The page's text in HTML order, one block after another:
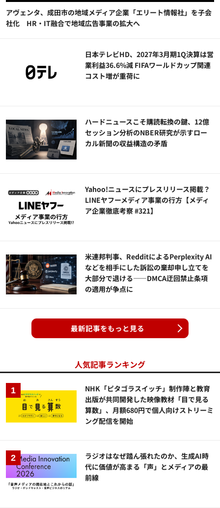
アヴェンタ、成田市の地域メディア企業「エリート情報社」を子会
社化 HR・IT融合で地域広告事業の拡大へ
日本テレビHD、2027年3月期1Q決算は営
業利益36.6%減 FIFAワールドカップ関連
コスト増が重荷に
ハードニュースこそ購読転換の鍵、12億
セッション分析のNBER研究が示すロー
カル新聞の収益構造の矛盾
Yahoo!ニュースにプレスリリース掲載？
LINEヤフーメディア事業の行方【メディ
ア企業徹底考察 #321】
米連邦判事、RedditによるPerplexity AI
などを相手にした訴訟の棄却申し立てを
大部分で退ける——DMCA迂回禁止条項
の適用が争点に
最新記事をもっと見る
人気記事ランキング
NHK「ピタゴラスイッチ」制作陣と教育
出版が共同開発した映像教材「目で見る
算数」、月額680円で個人向けストリーミ
ング配信を開始
ラジオはなぜ踏ん張れたのか、生成AI時
代に価値が高まる「声」とメディアの最
前線